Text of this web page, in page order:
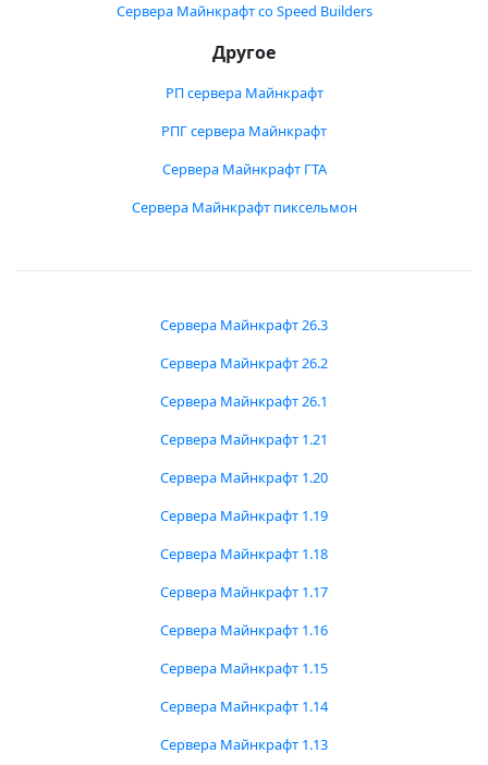
Сервера Майнкрафт со Speed Builders
Другое
РП сервера Майнкрафт
РПГ сервера Майнкрафт
Сервера Майнкрафт ГТА
Сервера Майнкрафт пиксельмон
Сервера Майнкрафт 26.3
Сервера Майнкрафт 26.2
Сервера Майнкрафт 26.1
Сервера Майнкрафт 1.21
Сервера Майнкрафт 1.20
Сервера Майнкрафт 1.19
Сервера Майнкрафт 1.18
Сервера Майнкрафт 1.17
Сервера Майнкрафт 1.16
Сервера Майнкрафт 1.15
Сервера Майнкрафт 1.14
Сервера Майнкрафт 1.13